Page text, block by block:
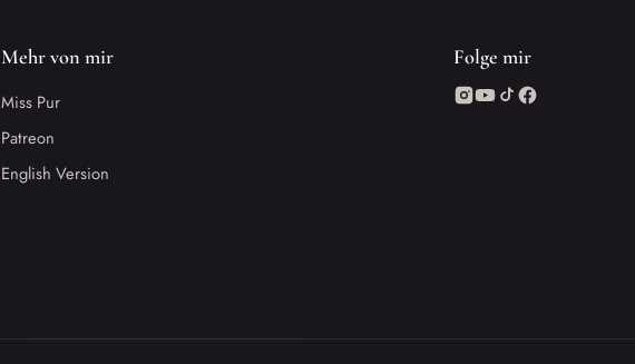
Mehr von mir
Miss Pur
Patreon
English Version
Folge mir